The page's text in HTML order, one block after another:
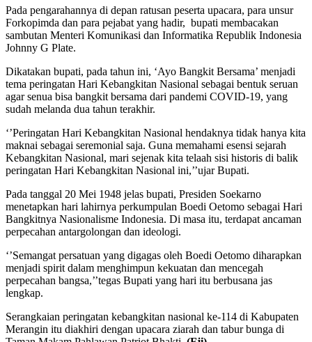
Pada pengarahannya di depan ratusan peserta upacara, para unsur
Forkopimda dan para pejabat yang hadir, bupati membacakan
sambutan Menteri Komunikasi dan Informatika Republik Indonesia
Johnny G Plate.
Dikatakan bupati, pada tahun ini, ‘Ayo Bangkit Bersama’ menjadi
tema peringatan Hari Kebangkitan Nasional sebagai bentuk seruan
agar senua bisa bangkit bersama dari pandemi COVID-19, yang
sudah melanda dua tahun terakhir.
‘’Peringatan Hari Kebangkitan Nasional hendaknya tidak hanya kita
maknai sebagai seremonial saja. Guna memahami esensi sejarah
Kebangkitan Nasional, mari sejenak kita telaah sisi historis di balik
peringatan Hari Kebangkitan Nasional ini,’’ujar Bupati.
Pada tanggal 20 Mei 1948 jelas bupati, Presiden Soekarno
menetapkan hari lahirnya perkumpulan Boedi Oetomo sebagai Hari
Bangkitnya Nasionalisme Indonesia. Di masa itu, terdapat ancaman
perpecahan antargolongan dan ideologi.
‘’Semangat persatuan yang digagas oleh Boedi Oetomo diharapkan
menjadi spirit dalam menghimpun kekuatan dan mencegah
perpecahan bangsa,’’tegas Bupati yang hari itu berbusana jas
lengkap.
Serangkaian peringatan kebangkitan nasional ke-114 di Kabupaten
Merangin itu diakhiri dengan upacara ziarah dan tabur bunga di